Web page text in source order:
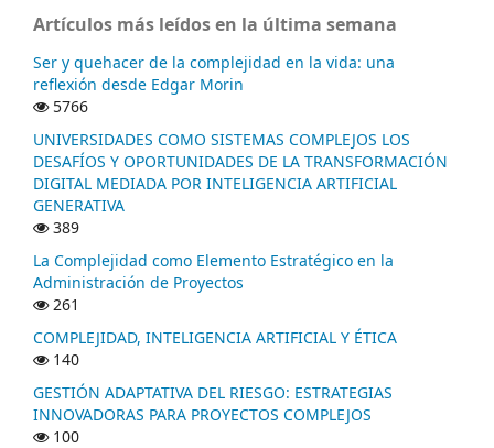
Artículos más leídos en la última semana
Ser y quehacer de la complejidad en la vida: una
reflexión desde Edgar Morin
5766
UNIVERSIDADES COMO SISTEMAS COMPLEJOS LOS
DESAFÍOS Y OPORTUNIDADES DE LA TRANSFORMACIÓN
DIGITAL MEDIADA POR INTELIGENCIA ARTIFICIAL
GENERATIVA
389
La Complejidad como Elemento Estratégico en la
Administración de Proyectos
261
COMPLEJIDAD, INTELIGENCIA ARTIFICIAL Y ÉTICA
140
GESTIÓN ADAPTATIVA DEL RIESGO: ESTRATEGIAS
INNOVADORAS PARA PROYECTOS COMPLEJOS
100